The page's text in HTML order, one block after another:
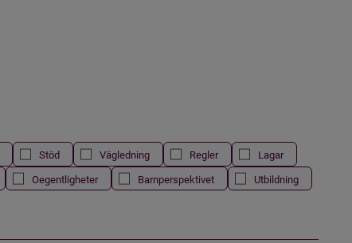
Stöd Vägledning Regler
Lagar
Oegentligheter Barnperspektivet
Utbildning